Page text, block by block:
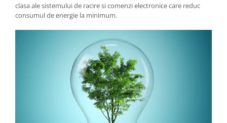
clasa ale sistemului de racire si comenzi electronice care reduc
consumul de energie la minimum.